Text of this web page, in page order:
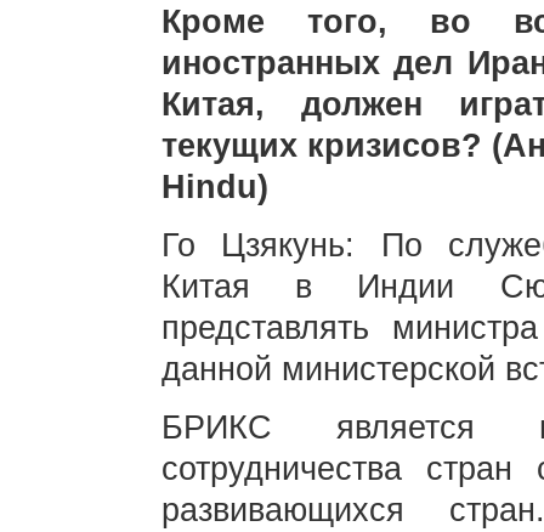
Кроме того, во
иностранных дел
Китая, должен
текущих кризисов?
Hindu)
Го Цзякунь: По
Китая в Индии
представлять
данной министерской
БРИКС является
сотрудничества
развивающихся